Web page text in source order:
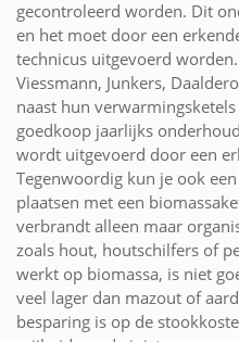
gecontroleerd worden. Dit
en het moet door een
technicus uitgevoerd
Viessmann, Junkers,
naast hun
goedkoop jaarlijks
wordt uitgevoerd door een
Tegenwoordig kun je ook
plaatsen met een
verbrandt alleen maar
zoals hout, houtschilfers of
werkt op biomassa, is niet
veel lager dan mazout of
besparing is op de